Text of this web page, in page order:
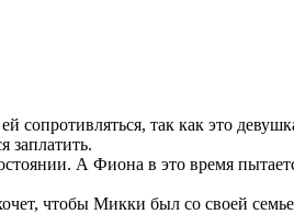
так как это
заплатить.
А Фиона в это время
чтобы Микки был со своей